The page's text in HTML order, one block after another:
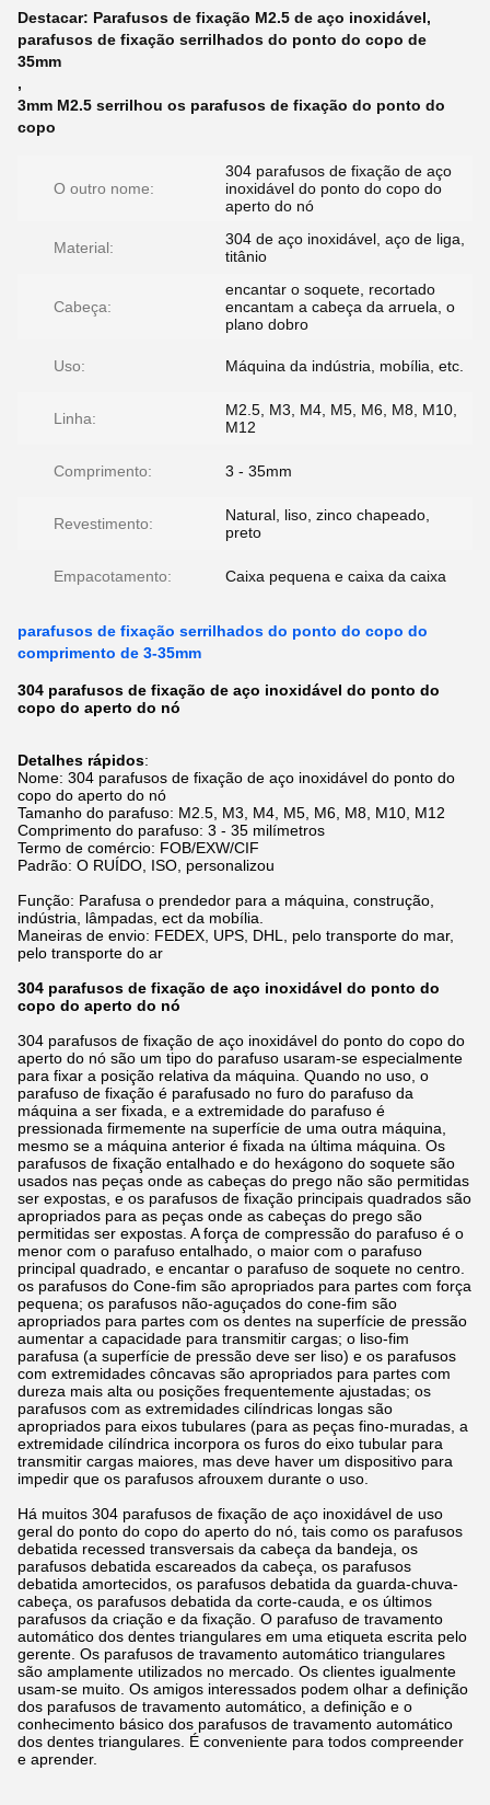
Destacar: Parafusos de fixação M2.5 de aço inoxidável,
parafusos de fixação serrilhados do ponto do copo de
35mm
,
3mm M2.5 serrilhou os parafusos de fixação do ponto do
copo
O outro nome:
304 parafusos de fixação de aço
inoxidável do ponto do copo do
aperto do nó
Material:
304 de aço inoxidável, aço de liga,
titânio
Cabeça:
encantar o soquete, recortado
encantam a cabeça da arruela, o
plano dobro
Uso: Máquina da indústria, mobília, etc.
Linha:
M2.5, M3, M4, M5, M6, M8, M10,
M12
Comprimento: 3 - 35mm
Revestimento:
Natural, liso, zinco chapeado,
preto
Empacotamento: Caixa pequena e caixa da caixa
parafusos de fixação serrilhados do ponto do copo do
comprimento de 3-35mm
304 parafusos de fixação de aço inoxidável do ponto do
copo do aperto do nó
Detalhes rápidos:
Nome: 304 parafusos de fixação de aço inoxidável do ponto do
copo do aperto do nó
Tamanho do parafuso: M2.5, M3, M4, M5, M6, M8, M10, M12
Comprimento do parafuso: 3 - 35 milímetros
Termo de comércio: FOB/EXW/CIF
Padrão: O RUÍDO, ISO, personalizou
Função: Parafusa o prendedor para a máquina, construção,
indústria, lâmpadas, ect da mobília.
Maneiras de envio: FEDEX, UPS, DHL, pelo transporte do mar,
pelo transporte do ar
304 parafusos de fixação de aço inoxidável do ponto do
copo do aperto do nó
304 parafusos de fixação de aço inoxidável do ponto do copo do
aperto do nó são um tipo do parafuso usaram-se especialmente
para fixar a posição relativa da máquina. Quando no uso, o
parafuso de fixação é parafusado no furo do parafuso da
máquina a ser fixada, e a extremidade do parafuso é
pressionada firmemente na superfície de uma outra máquina,
mesmo se a máquina anterior é fixada na última máquina. Os
parafusos de fixação entalhado e do hexágono do soquete são
usados nas peças onde as cabeças do prego não são permitidas
ser expostas, e os parafusos de fixação principais quadrados são
apropriados para as peças onde as cabeças do prego são
permitidas ser expostas. A força de compressão do parafuso é o
menor com o parafuso entalhado, o maior com o parafuso
principal quadrado, e encantar o parafuso de soquete no centro.
os parafusos do Cone-fim são apropriados para partes com força
pequena; os parafusos não-aguçados do cone-fim são
apropriados para partes com os dentes na superfície de pressão
aumentar a capacidade para transmitir cargas; o liso-fim
parafusa (a superfície de pressão deve ser liso) e os parafusos
com extremidades côncavas são apropriados para partes com
dureza mais alta ou posições frequentemente ajustadas; os
parafusos com as extremidades cilíndricas longas são
apropriados para eixos tubulares (para as peças fino-muradas, a
extremidade cilíndrica incorpora os furos do eixo tubular para
transmitir cargas maiores, mas deve haver um dispositivo para
impedir que os parafusos afrouxem durante o uso.
Há muitos 304 parafusos de fixação de aço inoxidável de uso
geral do ponto do copo do aperto do nó, tais como os parafusos
debatida recessed transversais da cabeça da bandeja, os
parafusos debatida escareados da cabeça, os parafusos
debatida amortecidos, os parafusos debatida da guarda-chuva-
cabeça, os parafusos debatida da corte-cauda, e os últimos
parafusos da criação e da fixação. O parafuso de travamento
automático dos dentes triangulares em uma etiqueta escrita pelo
gerente. Os parafusos de travamento automático triangulares
são amplamente utilizados no mercado. Os clientes igualmente
usam-se muito. Os amigos interessados podem olhar a definição
dos parafusos de travamento automático, a definição e o
conhecimento básico dos parafusos de travamento automático
dos dentes triangulares. É conveniente para todos compreender
e aprender.